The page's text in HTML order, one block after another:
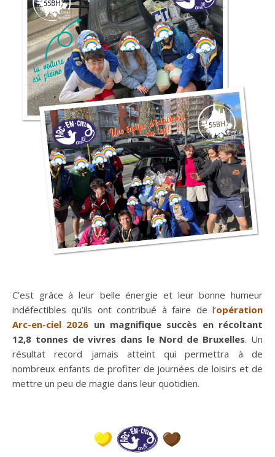
C’est grâce à leur belle énergie et leur bonne humeur
indéfectibles qu’ils ont contribué à faire de l’opération
Arc-en-ciel 2026 un magnifique succès en récoltant
12,8 tonnes de vivres dans le Nord de Bruxelles. Un
résultat record jamais atteint qui permettra à de
nombreux enfants de profiter de journées de loisirs et de
mettre un peu de magie dans leur quotidien.